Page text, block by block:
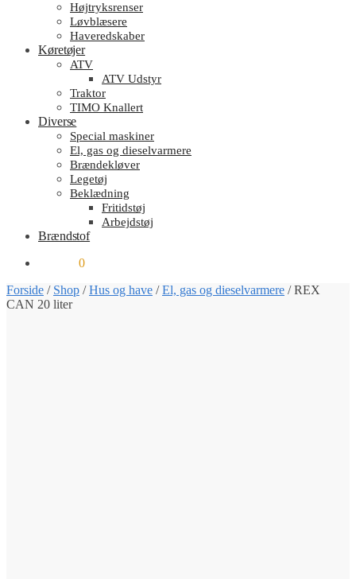
Højtryksrenser
Løvblæsere
Haveredskaber
Køretøjer
ATV
ATV Udstyr
Traktor
TIMO Knallert
Diverse
Special maskiner
El, gas og dieselvarmere
Brændekløver
Legetøj
Beklædning
Fritidstøj
Arbejdstøj
Brændstof
0
Forside / Shop /Hus og have /El, gas og dieselvarmere /REX
CAN 20 liter